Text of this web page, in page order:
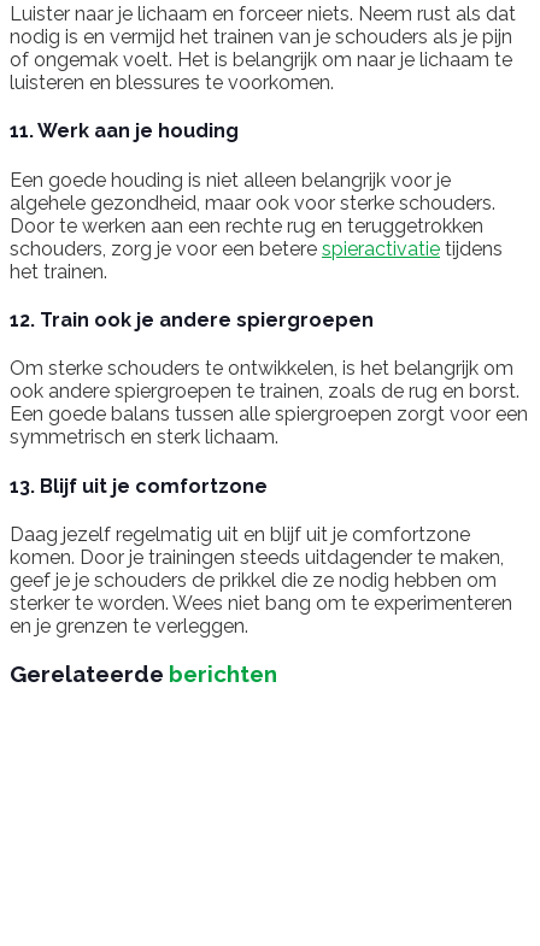
Luister naar je lichaam en forceer niets. Neem rust als dat
nodig is en vermijd het trainen van je schouders als je pijn
of ongemak voelt. Het is belangrijk om naar je lichaam te
luisteren en blessures te voorkomen.
11. Werk aan je houding
Een goede houding is niet alleen belangrijk voor je
algehele gezondheid, maar ook voor sterke schouders.
Door te werken aan een rechte rug en teruggetrokken
schouders, zorg je voor een betere spieractivatie tijdens
het trainen.
12. Train ook je andere spiergroepen
Om sterke schouders te ontwikkelen, is het belangrijk om
ook andere spiergroepen te trainen, zoals de rug en borst.
Een goede balans tussen alle spiergroepen zorgt voor een
symmetrisch en sterk lichaam.
13. Blijf uit je comfortzone
Daag jezelf regelmatig uit en blijf uit je comfortzone
komen. Door je trainingen steeds uitdagender te maken,
geef je je schouders de prikkel die ze nodig hebben om
sterker te worden. Wees niet bang om te experimenteren
en je grenzen te verleggen.
Gerelateerde berichten